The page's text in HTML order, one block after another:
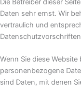
Daten sehr ernst. Wir
vertraulich und
Wenn Sie diese
personenbezogene
sind Daten, mit denen